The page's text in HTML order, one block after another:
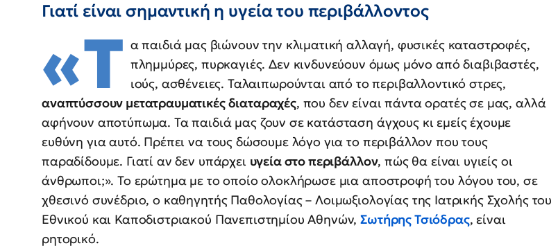
Γιατί είναι σημαντική η υγεία του περιβάλλοντος
«Τ α παιδιά μας βιώνουν την κλιματική αλλαγή, φυσικές καταστροφές,
πλημμύρες, πυρκαγιές. Δεν κινδυνεύουν όμως μόνο από διαβιβαστές,
ιούς, ασθένειες. Ταλαιπωρούνται από το περιβαλλοντικό στρες,
αναπτύσσουν μετατραυματικές διαταραχές, που δεν είναι πάντα ορατές σε μας, αλλά
αφήνουν αποτύπωμα. Τα παιδιά μας ζουν σε κατάσταση άγχους κι εμείς έχουμε
ευθύνη για αυτό. Πρέπει να τους δώσουμε λόγο για το περιβάλλον που τους
παραδίδουμε. Γιατί αν δεν υπάρχει υγεία στο περιβάλλον, πώς θα είναι υγιείς οι
άνθρωποι;». Το ερώτημα με το οποίο ολοκλήρωσε μια αποστροφή του λόγου του, σε
χθεσινό συνέδριο, ο καθηγητής Παθολογίας – Λοιμωξιολογίας της Ιατρικής Σχολής του
Εθνικού και Καποδιστριακού Πανεπιστημίου Αθηνών,Σωτήρης Τσιόδρας, είναι
ρητορικό.